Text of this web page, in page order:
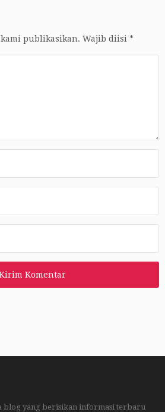
publikasikan. Wajib diisi *
blog yang berisikan informasi terbaru